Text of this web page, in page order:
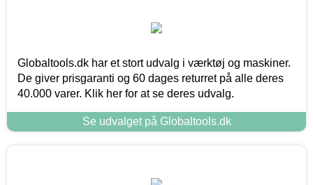
Globaltools.dk har et stort udvalg i værktøj og maskiner.
De giver prisgaranti og 60 dages returret på alle deres
40.000 varer. Klik her for at se deres udvalg.
Se udvalget på Globaltools.dk